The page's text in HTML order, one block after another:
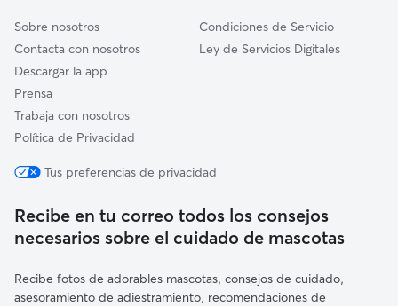
Sobre nosotros
Contacta con nosotros
Descargar la app
Prensa
Trabaja con nosotros
Política de Privacidad
Condiciones de Servicio
Ley de Servicios Digitales
Tus preferencias de privacidad
Recibe en tu correo todos los consejos
necesarios sobre el cuidado de mascotas
Recibe fotos de adorables mascotas, consejos de cuidado,
asesoramiento de adiestramiento, recomendaciones de